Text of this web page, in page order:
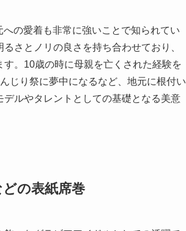
の愛着も非常に強いことで知られてい
さとノリの良さを持ち合わせており、
。10歳の時に母親を亡くされた経験を
じり祭に夢中になるなど、地元に根付い
ルやタレントとしての基礎となる美意
の表紙席巻